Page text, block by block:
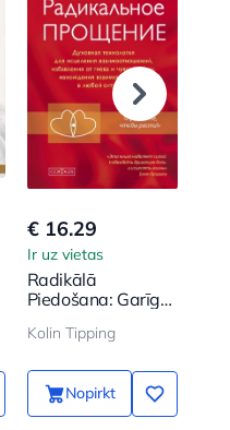
€ 16.29
Ir uz vietas
Radikālā
Piedošana: Garīgā
attiecību
dusmu un vainas
apziņas
atbrīvošanai,
Kolin Tipping
Nopirkt